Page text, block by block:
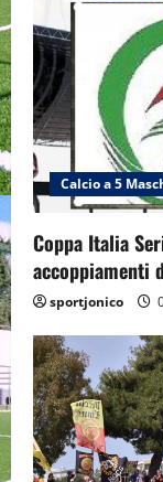
Calcio a 5
Coppa Italia
accoppiamenti
sportjonico